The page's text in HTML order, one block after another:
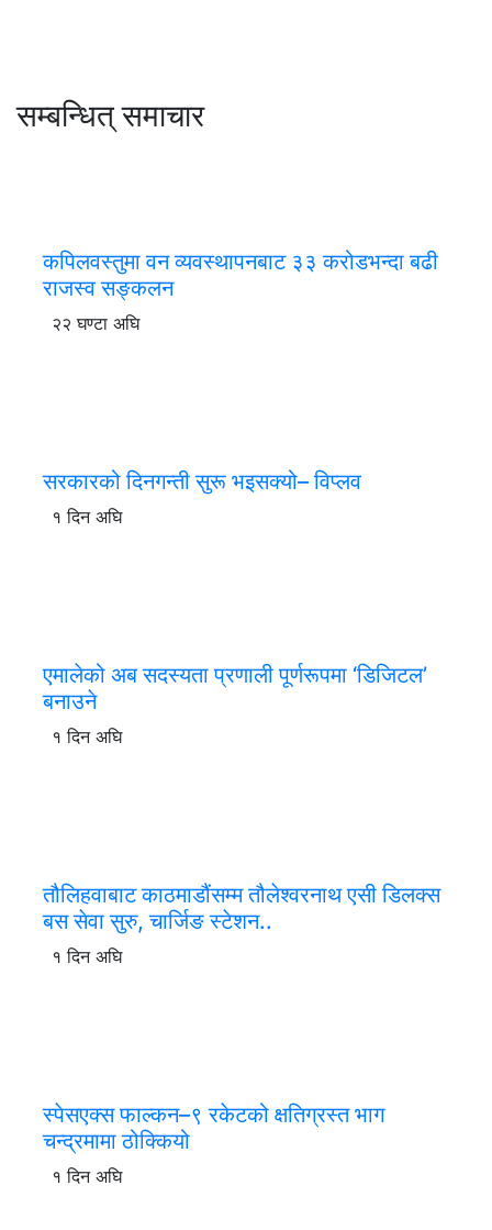
सम्बन्धित् समाचार
कपिलवस्तुमा वन व्यवस्थापनबाट ३३ करोडभन्दा बढी
राजस्व सङ्कलन
२२ घण्टा अघि
सरकारको दिनगन्ती सुरू भइसक्यो– विप्लव
१ दिन अघि
एमालेको अब सदस्यता प्रणाली पूर्णरूपमा ‘डिजिटल’
बनाउने
१ दिन अघि
तौलिहवाबाट काठमाडौंसम्म तौलेश्वरनाथ एसी डिलक्स
बस सेवा सुरु, चार्जिङ स्टेशन..
१ दिन अघि
स्पेसएक्स फाल्कन–९ रकेटको क्षतिग्रस्त भाग
चन्द्रमामा ठोक्कियो
१ दिन अघि